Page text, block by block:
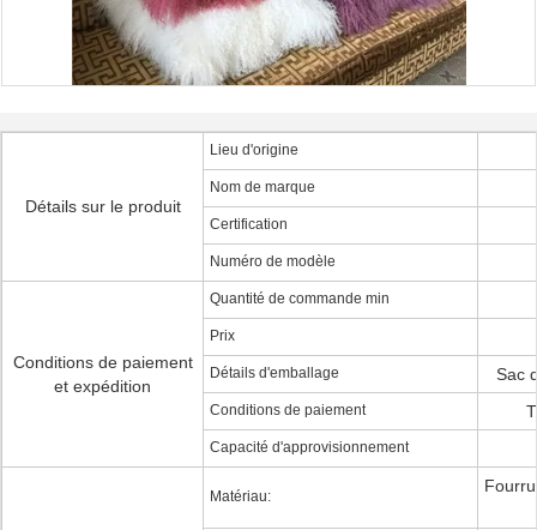
Détails sur le produit
Lieu d'origine
Nom de marque
Certification
Numéro de modèle
Conditions de paiement
et expédition
Quantité de commande min
Prix
Détails d'emballage Sac
Conditions de paiement
Capacité d'approvisionnement
Matériau: